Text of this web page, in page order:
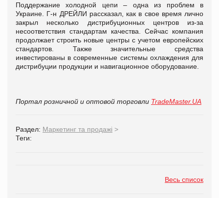
Поддержание холодной цепи – одна из проблем в
Украине. Г-н ДРЕЙЛИ рассказал, как в свое время лично
закрыл несколько дистрибуционных центров из-за
несоответствия стандартам качества. Сейчас компания
продолжает строить новые центры с учетом европейских
стандартов. Также значительные средства
инвестированы в современные системы охлаждения для
дистрибуции продукции и навигационное оборудование.
Портал розничной и оптовой торговли TradeMaster.UA
Раздел: Маркетинг та продажі >
Теги:
Весь список